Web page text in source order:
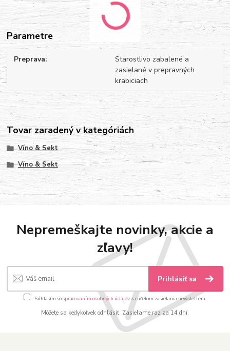
Parametre
Preprava
Starostlivo zabalené a
zasielané v prepravných
krabiciach
Tovar zaradený v kategóriách
Víno & Sekt
Víno & Sekt
Nepremeškajte novinky, akcie a
zľavy!
Prihlásiť sa
Súhlasím sospracovaním osobných údajov za účelom zasielania newslettera.
Môžete sa kedykoľvek odhlásiť. Zasielame raz za 14 dní.